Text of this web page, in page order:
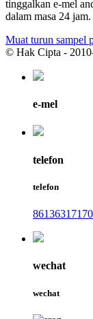
tinggalkan e-mel
dalam masa 24 jam.
Muat turun sampel
© Hak Cipta -
e-mel
telefon
telefon
wechat
wechat